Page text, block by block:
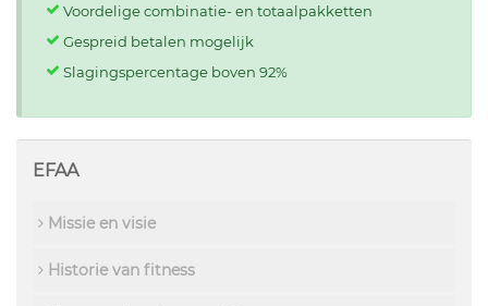
Voordelige combinatie- en totaalpakketten
Gespreid betalen mogelijk
Slagingspercentage boven 92%
EFAA
Missie en visie
Historie van fitness